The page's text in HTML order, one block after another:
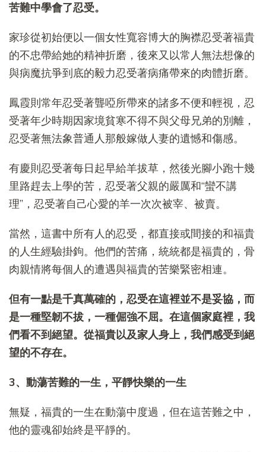
苦難中學會了忍受。
家珍從初始便以一個女性寬容博大的胸襟忍受著福貴
的不忠帶給她的精神折磨，後來又以常人無法想像的
與病魔抗爭到底的毅力忍受著病痛帶來的肉體折磨。
鳳霞則常年忍受著聾啞所帶來的諸多不便和輕視，忍
受著年少時期因家境貧寒不得不與父母兄弟的別離，
忍受著無法象普通人那般嫁做人妻的遺憾和傷感。
有慶則忍受著每日起早給羊拔草，然後光腳小跑十幾
里路趕去上學的苦，忍受著父親的嚴厲和“蠻不講
理”，忍受著自己心愛的羊一次次被宰、被賣。
當然，這書中所有人的忍受，都直接或間接的和福貴
的人生經驗掛鉤。他們的苦痛，統統都是福貴的，骨
肉親情將每個人的遭遇與福貴的苦樂緊密相連。
但有一點是千真萬確的，忍受在這裡並不是妥協，而
是一種堅韌不拔，一種倔強不屈。在這個家庭裡，我
們看不到絕望。從福貴以及家人身上，我們感受到絕
望的不存在。
3、動蕩苦難的一生，平靜快樂的一生
無疑，福貴的一生在動蕩中度過，但在這苦難之中，
他的靈魂卻始終是平靜的。